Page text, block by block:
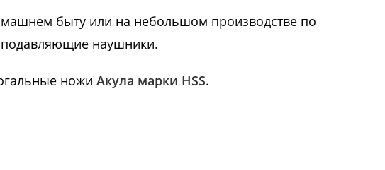
быту или на небольшом производстве по
наушники.
ножиАкула марки HSS.